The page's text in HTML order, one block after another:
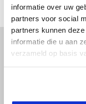
informatie over uw
partners voor social
partners kunnen
informatie die u aan
verzameld op basis